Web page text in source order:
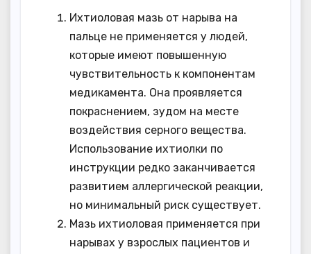
Ихтиоловая мазь от нарыва на
пальце не применяется у людей,
которые имеют повышенную
чувствительность к компонентам
медикамента. Она проявляется
покраснением, зудом на месте
воздействия серного вещества.
Использование ихтиолки по
инструкции редко заканчивается
развитием аллергической реакции,
но минимальный риск существует.
Мазь ихтиоловая применяется при
нарывах у взрослых пациентов и